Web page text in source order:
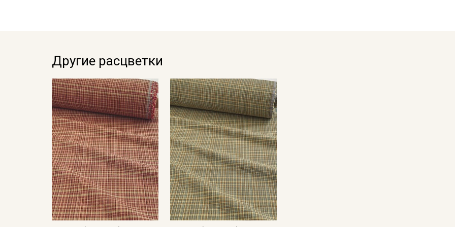
Цветопередача может отличаться от оригинального цвета
в зависимости от партии тон ткани может отличаться.
Другие расцветки